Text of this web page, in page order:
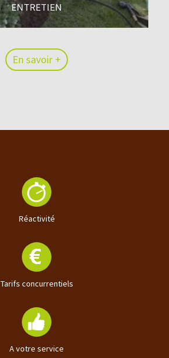
ENTRETIEN
En savoir +
Réactivité
Tarifs concurrentiels
A votre service